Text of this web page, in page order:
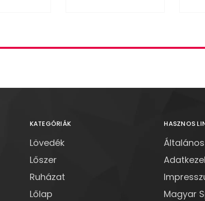
KATEGÓRIÁK
Lövedék
Lőszer
Ruházat
Lőlap
HASZNOS
Magyar